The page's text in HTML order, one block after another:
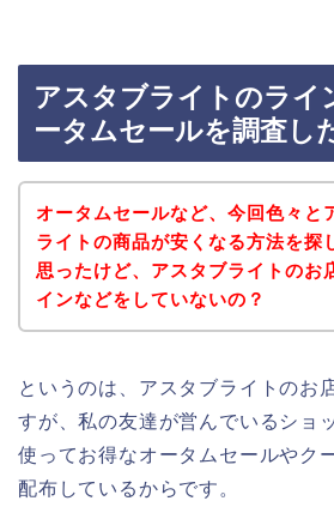
アスタブライトのライ
ータムセールを調査し
オータムセールなど、今回色々と
ライトの商品が安くなる方法を探
思ったけど、アスタブライトのお
インなどをしていないの？
というのは、アスタブライトのお
すが、私の友達が営んでいるショ
使ってお得なオータムセールやク
配布しているからです。